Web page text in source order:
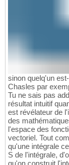
sinon quelq'un
Chasles par
Tu ne sais pas
résultat intuitif
est révélateur de
des
l'espace des
vectoriel. Tout
qu'une intégrale
S de l'intégrale,